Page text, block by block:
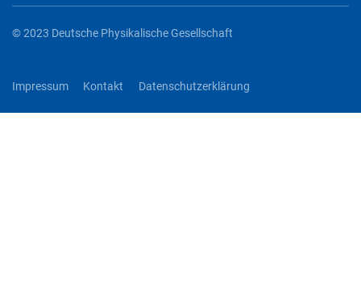
© 2023 Deutsche Physikalische Gesellschaft
Impressum Kontakt Datenschutzerklärung